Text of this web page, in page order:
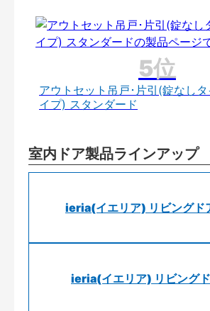
アウトセット吊戸･片引(錠なし
イプ) スタンダード
室内ドア製品ラインアップ
ieria(イエリア) リビングド
ieria(イエリア) リビング